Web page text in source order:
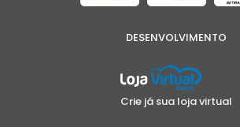
DESENVOLVIMENTO
Crie já sua loja virtual